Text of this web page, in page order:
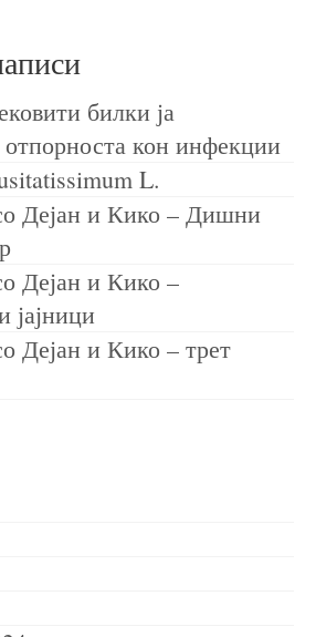
билки ја
кон инфекции
L.
Дејан и Кико – Дишни
Дејан и Кико –
јајници
Дејан и Кико – трет